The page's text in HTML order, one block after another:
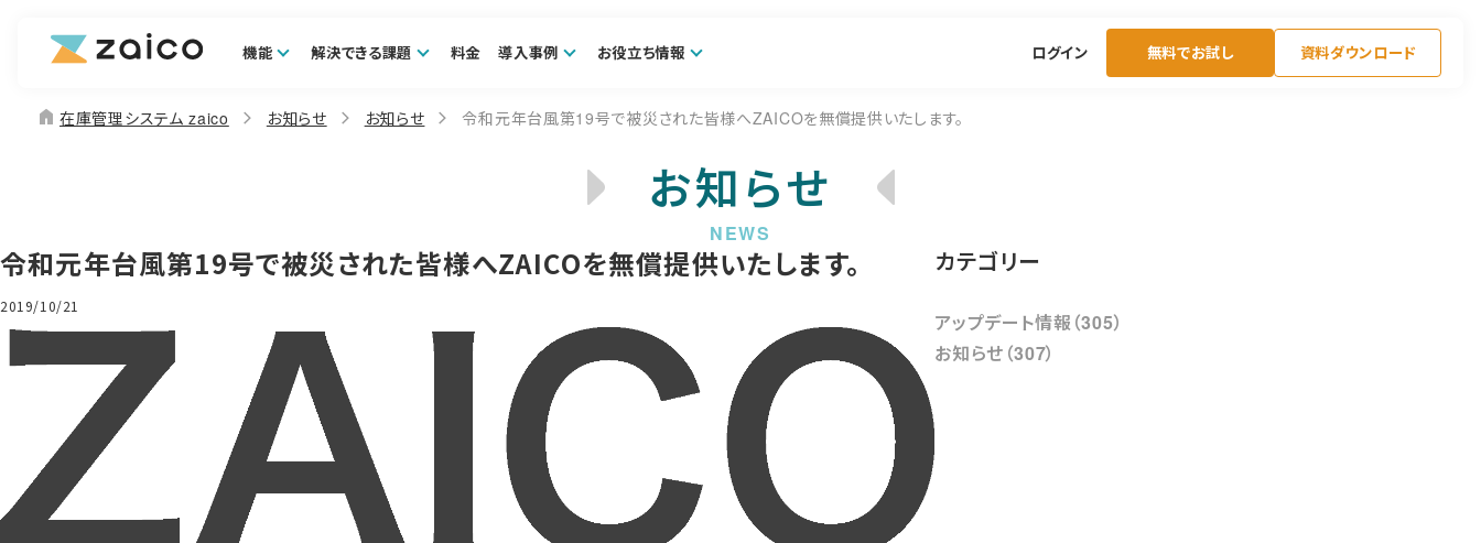
機能 解決できる課題 料金 導入事例 お役立ち情報 ログイン 無料でお試し 資料ダウンロード
home 在庫管理システム zaico お知らせ お知らせ 令和元年台風第19号で被災された皆様へZAICOを無償提供いたします。
お知らせ
令和元年台風第19号で被災された皆様へZAICOを無償提供いたします。
2019/10/21
カテゴリー
アップデート情報（305）
お知らせ（307）